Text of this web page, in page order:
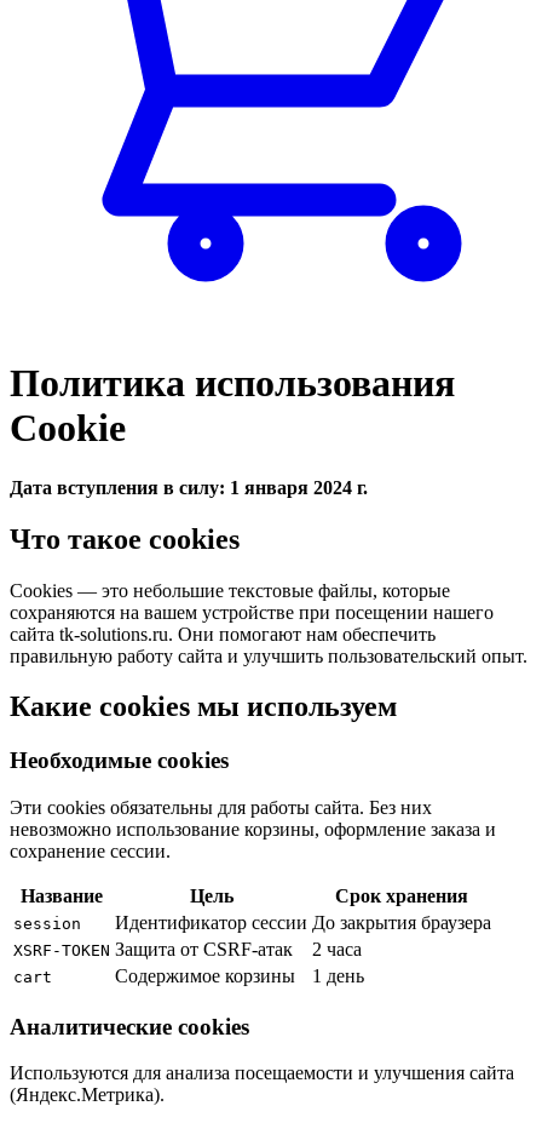
Политика использования
Cookie
Дата вступления в силу: 1 января 2024 г.
Что такое cookies
Cookies — это небольшие текстовые файлы, которые
сохраняются на вашем устройстве при посещении нашего
сайта tk-solutions.ru. Они помогают нам обеспечить
правильную работу сайта и улучшить пользовательский опыт.
Какие cookies мы используем
Необходимые cookies
Эти cookies обязательны для работы сайта. Без них
невозможно использование корзины, оформление заказа и
сохранение сессии.
Название Цель Срок хранения
session Идентификатор сессии До закрытия браузера
XSRF-TOKEN Защита от CSRF-атак 2 часа
cart Содержимое корзины 1 день
Аналитические cookies
Используются для анализа посещаемости и улучшения сайта
(Яндекс.Метрика).